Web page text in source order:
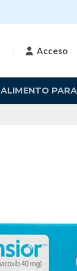
Acceso
ALIMENTO